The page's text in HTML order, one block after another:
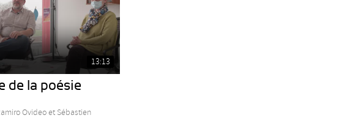
13:13
de la poésie
Ovideo et Sébastien